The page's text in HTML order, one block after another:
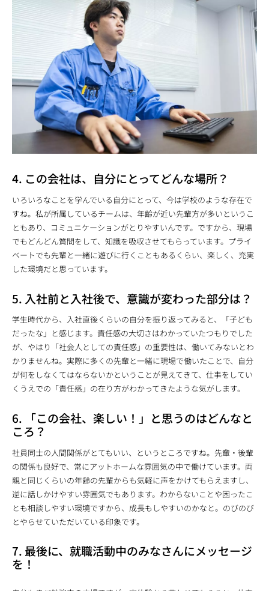
4. この会社は、自分にとってどんな場所？
いろいろなことを学んでいる自分にとって、今は学校のような存在で
すね。私が所属しているチームは、年齢が近い先輩方が多いというこ
ともあり、コミュニケーションがとりやすいんです。ですから、現場
でもどんどん質問をして、知識を吸収させてもらっています。プライ
ベートでも先輩と一緒に遊びに行くこともあるくらい、楽しく、充実
した環境だと思っています。
5. 入社前と入社後で、意識が変わった部分は？
学生時代から、入社直後くらいの自分を振り返ってみると、「子ども
だったな」と感じます。責任感の大切さはわかっていたつもりでした
が、やはり「社会人としての責任感」の重要性は、働いてみないとわ
かりませんね。実際に多くの先輩と一緒に現場で働いたことで、自分
が何をしなくてはならないかということが見えてきて、仕事をしてい
くうえでの「責任感」の在り方がわかってきたような気がします。
6. 「この会社、楽しい！」と思うのはどんなと
ころ？
社員同士の人間関係がとてもいい、というところですね。先輩・後輩
の関係も良好で、常にアットホームな雰囲気の中で働けています。両
親と同じくらいの年齢の先輩からも気軽に声をかけてもらえますし、
逆に話しかけやすい雰囲気でもあります。わからないことや困ったこ
とも相談しやすい環境ですから、成長もしやすいのかなと。のびのび
とやらせていただいている印象です。
7. 最後に、就職活動中のみなさんにメッセージ
を！